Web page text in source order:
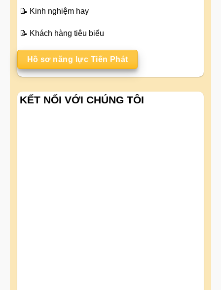
📝 Kinh nghiệm hay
📝 Khách hàng tiêu biểu
Hồ sơ năng lực Tiến Phát
KẾT NỐI VỚI CHÚNG TÔI